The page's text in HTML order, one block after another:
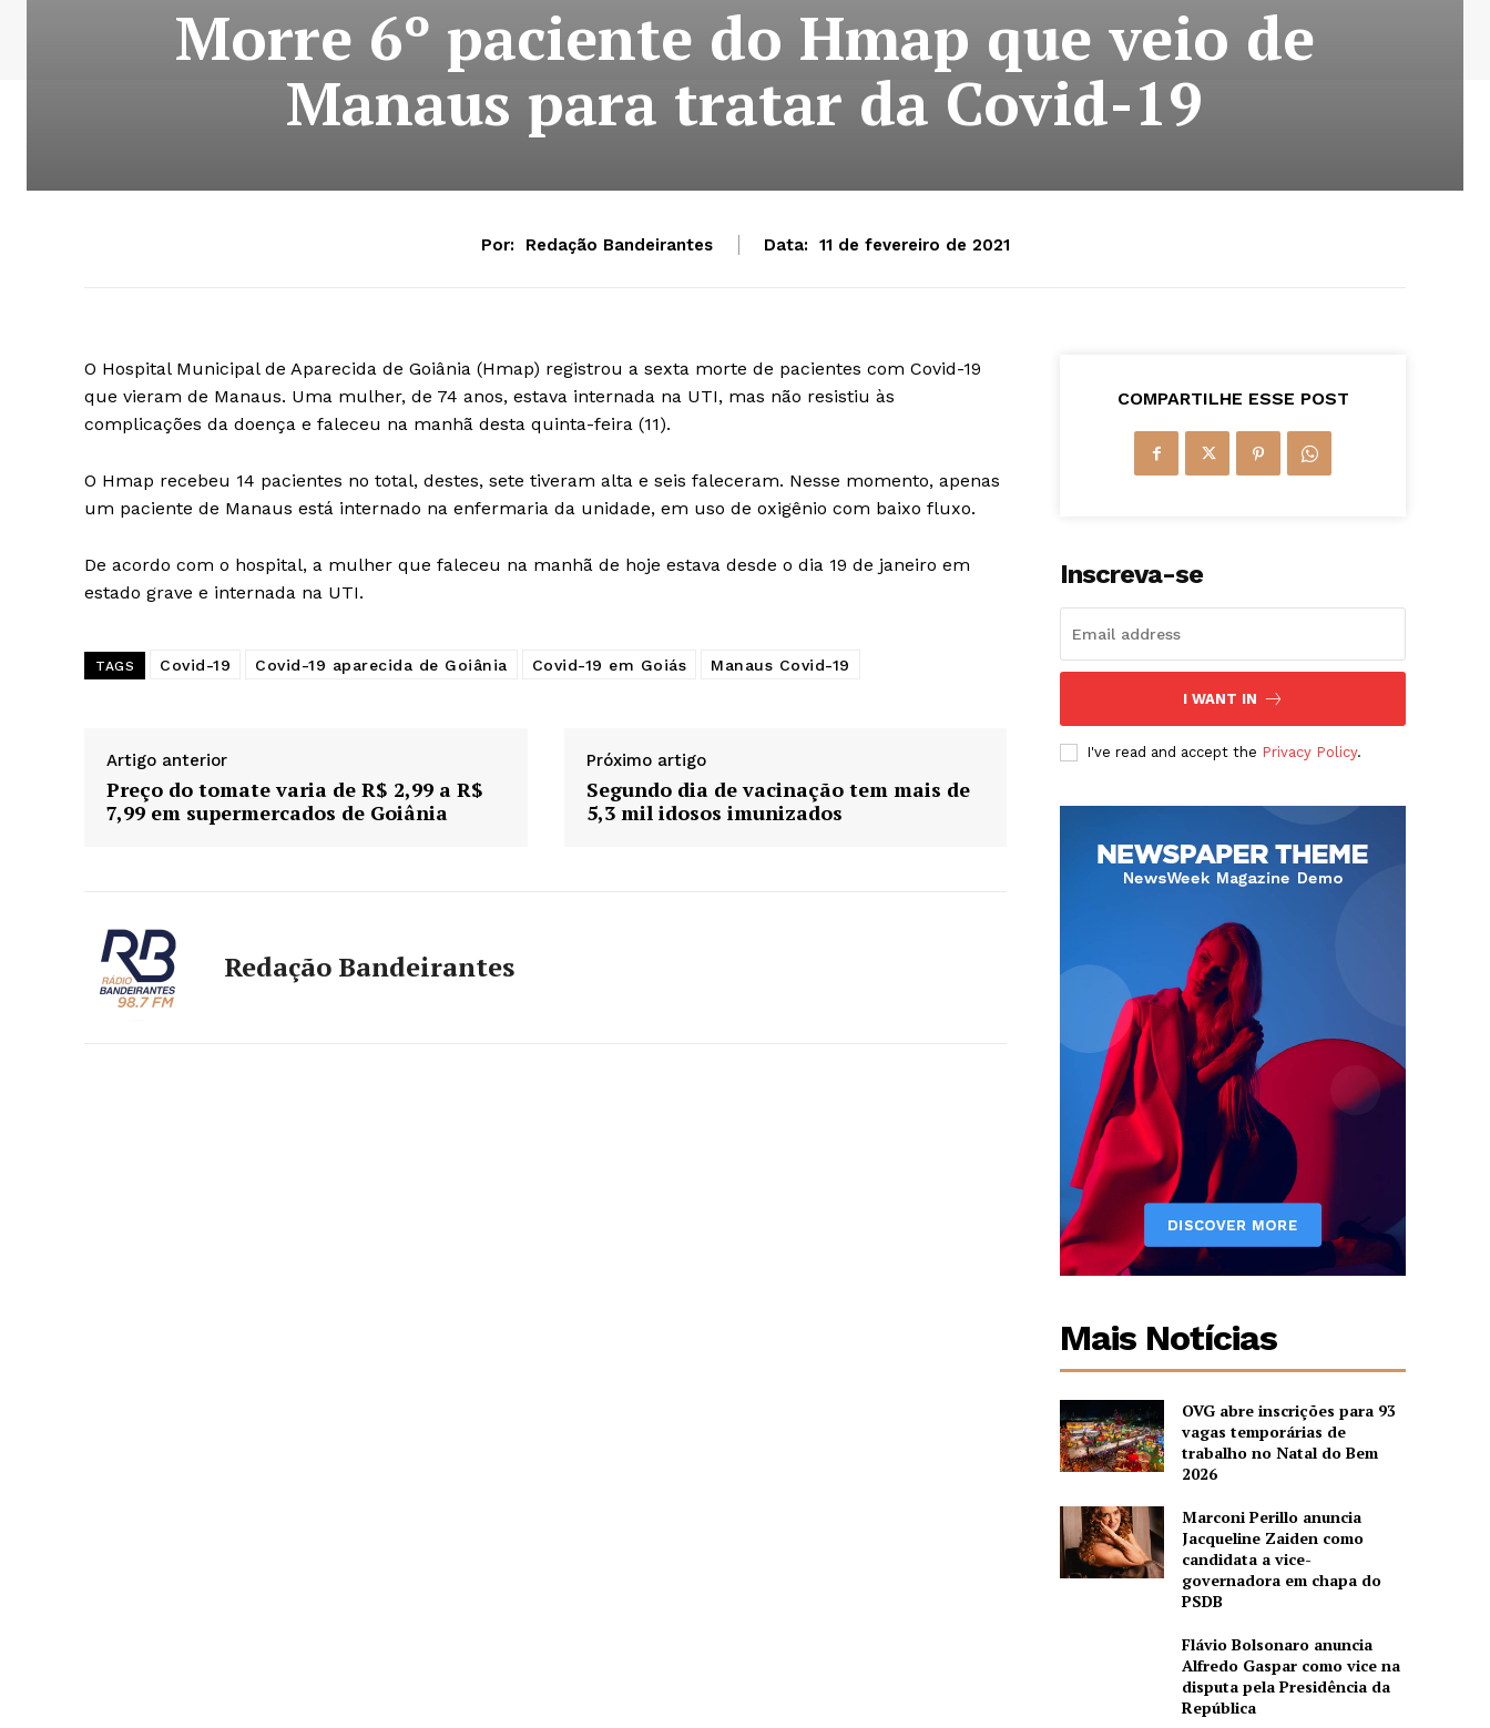
Morre 6º paciente do Hmap que veio de
Manaus para tratar da Covid-19
Por: Redação Bandeirantes Data: 11 de fevereiro de 2021
O Hospital Municipal de Aparecida de Goiânia (Hmap) registrou a sexta morte de pacientes com Covid-19
que vieram de Manaus. Uma mulher, de 74 anos, estava internada na UTI, mas não resistiu às
complicações da doença e faleceu na manhã desta quinta-feira (11).
O Hmap recebeu 14 pacientes no total, destes, sete tiveram alta e seis faleceram. Nesse momento, apenas
um paciente de Manaus está internado na enfermaria da unidade, em uso de oxigênio com baixo fluxo.
De acordo com o hospital, a mulher que faleceu na manhã de hoje estava desde o dia 19 de janeiro em
estado grave e internada na UTI.
TAGS Covid-19 Covid-19 aparecida de Goiânia Covid-19 em Goiás Manaus Covid-19
Artigo anterior
Preço do tomate varia de R$ 2,99 a R$
7,99 em supermercados de Goiânia
Próximo artigo
Segundo dia de vacinação tem mais de
5,3 mil idosos imunizados
Redação Bandeirantes
COMPARTILHE ESSE POST
Inscreva-se
I WANT IN
I've read and accept the Privacy Policy.
Mais Notícias
OVG abre inscrições para 93
vagas temporárias de
trabalho no Natal do Bem
2026
Marconi Perillo anuncia
Jacqueline Zaiden como
candidata a vice-
governadora em chapa do
PSDB
Flávio Bolsonaro anuncia
Alfredo Gaspar como vice na
disputa pela Presidência da
República